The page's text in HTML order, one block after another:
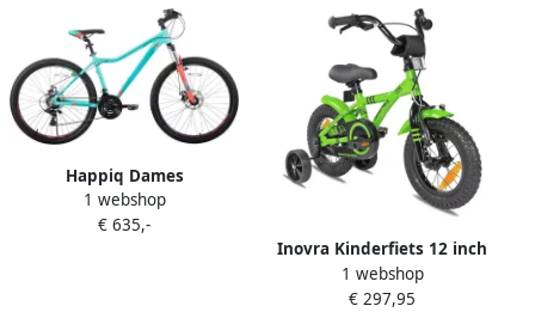
Happiq Dames
mountainbike – Voor
volwassenen – 21
1 webshop
€ 635,-
Inovra Kinderfiets 12 inch
met zijwieltjes Groene BMX
voor en
1 webshop
€ 297,95